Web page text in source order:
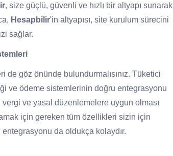
, size güçlü, güvenli ve hızlı bir altyapı sunarak
Hesapbilir'in altyapısı, site kurulum sürecini
sağlar.
de göz önünde bulundurmalısınız. Tüketici
ve ödeme sistemlerinin doğru entegrasyonu
ve yasal düzenlemelere uygun olması
için gereken tüm özellikleri sizin için
entegrasyonu da oldukça kolaydır.